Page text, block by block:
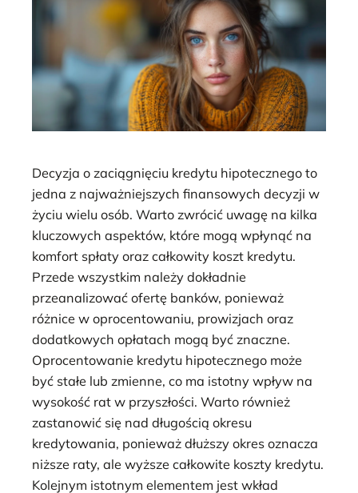
Decyzja o zaciągnięciu kredytu hipotecznego to
jedna z najważniejszych finansowych decyzji w
życiu wielu osób. Warto zwrócić uwagę na kilka
kluczowych aspektów, które mogą wpłynąć na
komfort spłaty oraz całkowity koszt kredytu.
Przede wszystkim należy dokładnie
przeanalizować ofertę banków, ponieważ
różnice w oprocentowaniu, prowizjach oraz
dodatkowych opłatach mogą być znaczne.
Oprocentowanie kredytu hipotecznego może
być stałe lub zmienne, co ma istotny wpływ na
wysokość rat w przyszłości. Warto również
zastanowić się nad długością okresu
kredytowania, ponieważ dłuższy okres oznacza
niższe raty, ale wyższe całkowite koszty kredytu.
Kolejnym istotnym elementem jest wkład